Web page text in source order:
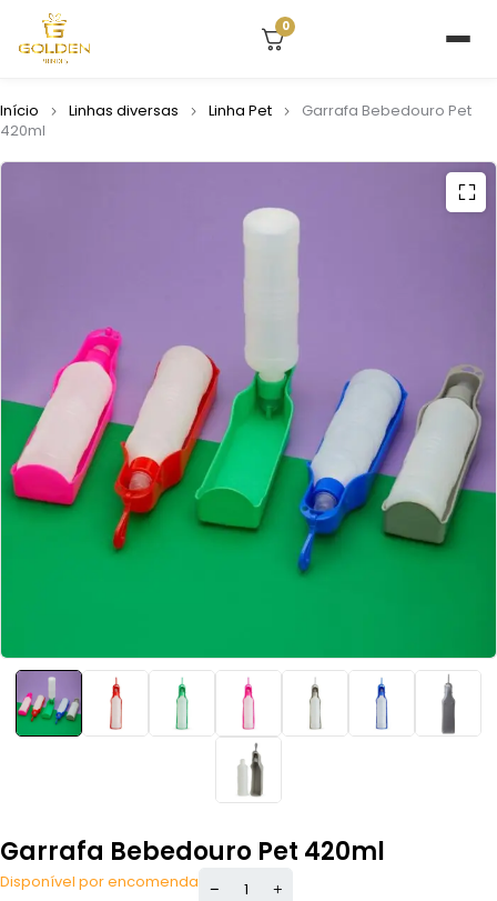
0
Início Linhas diversas Linha Pet
Garrafa Bebedouro Pet
420ml
Garrafa Bebedouro Pet 420ml
Disponível por encomenda